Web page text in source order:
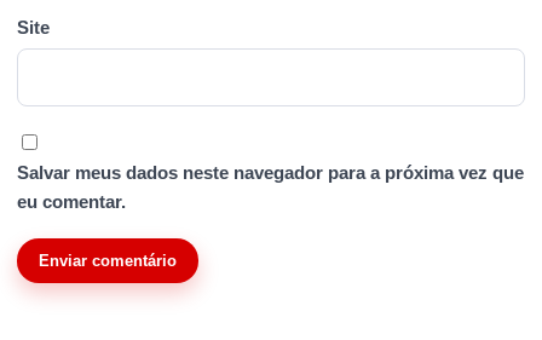
Site
Salvar meus dados neste navegador para a próxima vez que
eu comentar.